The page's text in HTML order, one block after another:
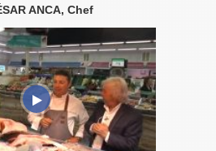
ANCA, Chef